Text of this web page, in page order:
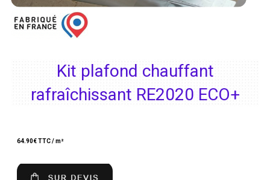
Kit plafond chauffant
rafraîchissant RE2020 ECO+
64.90€ TTC / m²